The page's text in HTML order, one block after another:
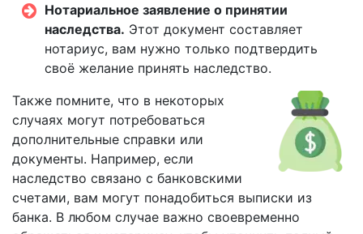
Нотариальное заявление о принятии
наследства. Этот документ составляет
нотариус, вам нужно только подтвердить
своё желание принять наследство.
Также помните, что в некоторых
случаях могут потребоваться
дополнительные справки или
документы. Например, если
наследство связано с банковскими
счетами, вам могут понадобиться выписки из
банка. В любом случае важно своевременно